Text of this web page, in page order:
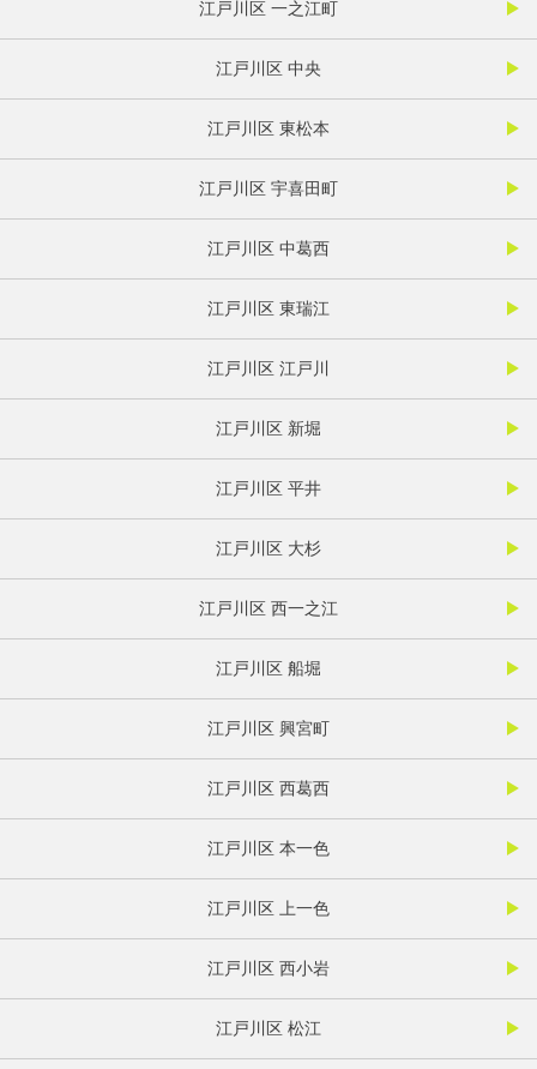
江戸川区 一之江町
江戸川区 中央
江戸川区 東松本
江戸川区 宇喜田町
江戸川区 中葛西
江戸川区 東瑞江
江戸川区 江戸川
江戸川区 新堀
江戸川区 平井
江戸川区 大杉
江戸川区 西一之江
江戸川区 船堀
江戸川区 興宮町
江戸川区 西葛西
江戸川区 本一色
江戸川区 上一色
江戸川区 西小岩
江戸川区 松江